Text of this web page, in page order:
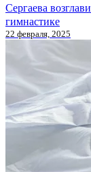
Сергаева
гимнастике
22 февраля, 2025